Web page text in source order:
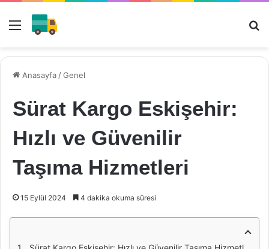
Menü
Anasayfa /Genel
Sürat Kargo Eskişehir:
Hızlı ve Güvenilir
Taşıma Hizmetleri
15 Eylül 2024 4 dakika okuma süresi